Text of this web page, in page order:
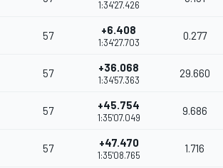
1:34'27.426
57 +6.408
1:34'27.703
0.277
57 +36.068
1:34'57.363
29.660
57 +45.754
1:35'07.049
9.686
57 +47.470
1:35'08.765
1.716